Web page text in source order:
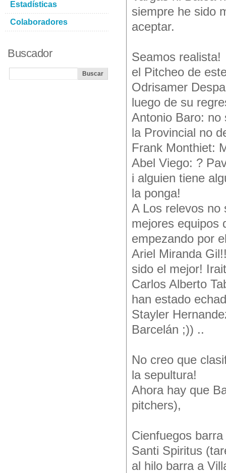
siempre he sido
aceptar.
Seamos realista!
el Pitcheo de
Odrisamer
luego de su
Antonio Baro: no
la Provincial no
Frank Monthiet:
Abel Viego: ?
i alguien tiene
la ponga!
A Los relevos no
mejores equipos
empezando por
Ariel Miranda
sido el mejor!
Carlos Alberto
han estado
Stayler
Barcelán ;)) ..
No creo que
la sepultura!
Ahora hay que
pitchers),
Cienfuegos
Santi Spiritus
al hilo barra a
Estadísticas
Colaboradores
Buscador